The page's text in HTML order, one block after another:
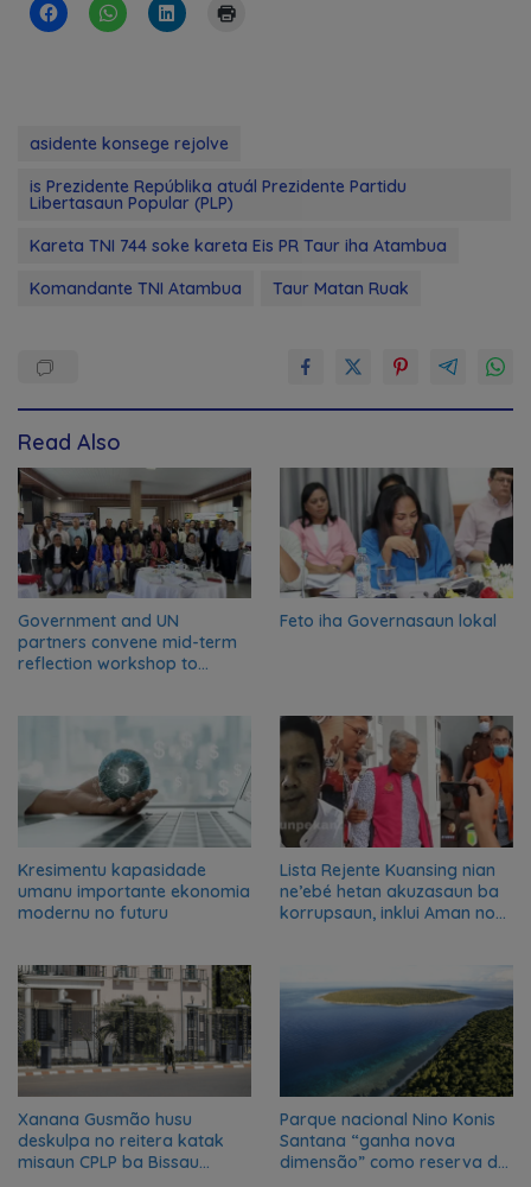
asidente konsege rejolve
is Prezidente Repúblika atuál Prezidente Partidu
Libertasaun Popular (PLP)
Kareta TNI 744 soke kareta Eis PR Taur iha Atambua
Komandante TNI Atambua
Taur Matan Ruak
Read Also
Government and UN
partners convene mid-term
reflection workshop to
Feto iha Governasaun lokal
Kresimentu kapasidade
umanu importante ekonomia
modernu no futuru
Lista Rejente Kuansing nian
ne’ebé hetan akuzasaun ba
korrupsaun, inklui Aman no
Xanana Gusmão husu
deskulpa no reitera katak
misaun CPLP ba Bissau
Parque nacional Nino Konis
Santana “ganha nova
dimensão” como reserva da